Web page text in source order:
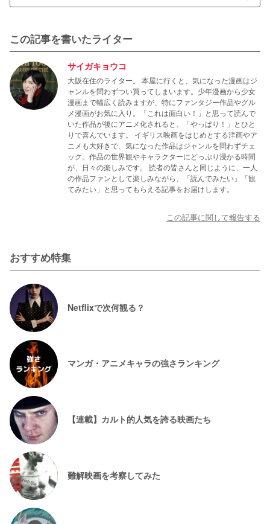
XTで独占リアルタイム配信予定です！このサブスクの会員
加えて2022年12月30日まで見逃し配信をしているため、
見逃してしまった人もぜひチェックしてみてくださいね。
の第4世代のアイドルを中心に、多くのK-POPアイドルた
ちが出演しました。
この記事を書いたライター
サイガキョウコ
大阪在住のライター。 本屋に行くと、気になった漫画はジ
ャンルを問わずつい買ってしまいます。少年漫画から少女
漫画まで幅広く読みますが、特にファンタジー作品やグル
メ漫画がお気に入り。「これは面白い！」と思って読んで
いた作品が後にアニメ化されると、「やっぱり！」とひと
りで喜んでいます。 イギリス映画をはじめとする洋画やア
ニメも大好きで、気になった作品はジャンルを問わずチェ
ック。作品の世界観やキャラクターにどっぷり浸かる時間
が、日々の楽しみです。 読者の皆さんと同じように、一人
の作品ファンとして楽しみながら、「読んでみたい」「観
てみたい」と思ってもらえる記事をお届けします。
この記事に関して報告する
おすすめ特集
Netflixで次何観る？
マンガ・アニメキャラの強さランキング
【連載】カルト的人気を誇る映画たち
難解映画を考察してみた